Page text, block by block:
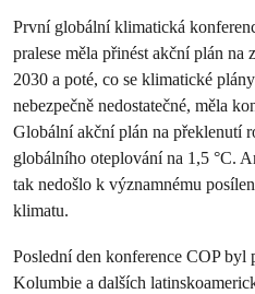
První globální klimatická
pralese měla přinést akční plán na
2030 a poté, co se klimatické
nebezpečně nedostatečné, měla
Globální akční plán na překlenutí
globálního oteplování na 1,5 °C.
tak nedošlo k významnému
klimatu.
Poslední den konference COP byl
Kolumbie a dalších